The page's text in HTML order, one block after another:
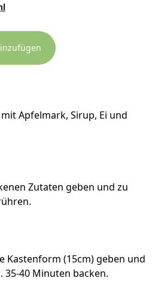
Apfelmark, Sirup, Ei und
Zutaten geben und zu
Kastenform (15cm) geben und
35-40 Minuten backen.